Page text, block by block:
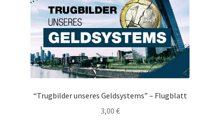
“Trugbilder unseres Geldsystems” – Flugblatt
3,00 €